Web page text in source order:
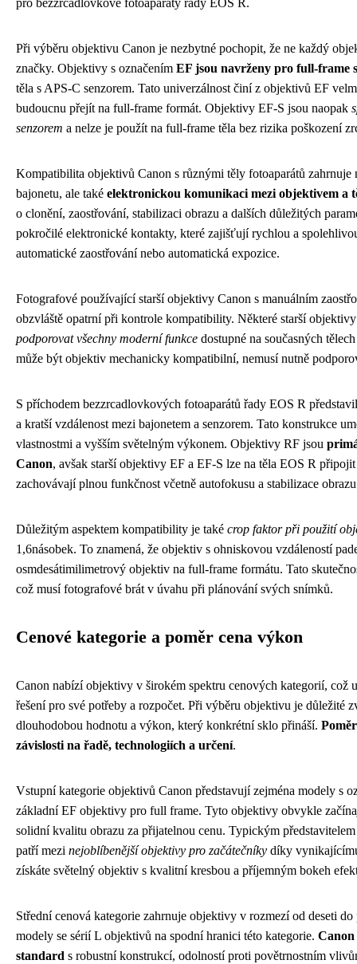
pro bezzrcadlovkové fotoaparáty řady EOS R.
Při výběru objektivu Canon je nezbytné pochopit, že ne každý
značky. Objektivy s označením EF jsou navrženy pro full-frame
těla s APS-C senzorem. Tato univerzálnost činí z objektivů EF
budoucnu přejít na full-frame formát. Objektivy EF-S jsou naopak
senzorem a nelze je použít na full-frame těla bez rizika poškození
Kompatibilita objektivů Canon s různými těly fotoaparátů
bajonetu, ale také elektronickou komunikaci mezi objektivem a
o clonění, zaostřování, stabilizaci obrazu a dalších důležitých
pokročilé elektronické kontakty, které zajišťují rychlou a
automatické zaostřování nebo automatická expozice.
Fotografové používající starší objektivy Canon s manuálním
obzvláště opatrní při kontrole kompatibility. Některé starší
podporovat všechny moderní funkce dostupné na současných
může být objektiv mechanicky kompatibilní, nemusí nutně
S příchodem bezzrcadlovkových fotoaparátů řady EOS R
a kratší vzdálenost mezi bajonetem a senzorem. Tato konstrukce
vlastnostmi a vyšším světelným výkonem. Objektivy RF jsou
Canon, avšak starší objektivy EF a EF-S lze na těla EOS R
zachovávají plnou funkčnost včetně autofokusu a stabilizace
Důležitým aspektem kompatibility je také crop faktor při použití
1,6násobek. To znamená, že objektiv s ohniskovou vzdáleností
osmdesátimilimetrový objektiv na full-frame formátu. Tato
což musí fotografové brát v úvahu při plánování svých snímků.
Cenové kategorie a poměr cena výkon
Canon nabízí objektivy v širokém spektru cenových kategorií, což
řešení pro své potřeby a rozpočet. Při výběru objektivu je důležité
dlouhodobou hodnotu a výkon, který konkrétní sklo přináší.
závislosti na řadě, technologiích a určení.
Vstupní kategorie objektivů Canon představují zejména modely s
základní EF objektivy pro full frame. Tyto objektivy obvykle
solidní kvalitu obrazu za přijatelnou cenu. Typickým
patří mezi nejoblíbenější objektivy pro začátečníky díky
získáte světelný objektiv s kvalitní kresbou a příjemným bokeh
Střední cenová kategorie zahrnuje objektivy v rozmezí od deseti
modely se sérií L objektivů na spodní hranici této kategorie.
standard s robustní konstrukcí, odolností proti povětrnostním